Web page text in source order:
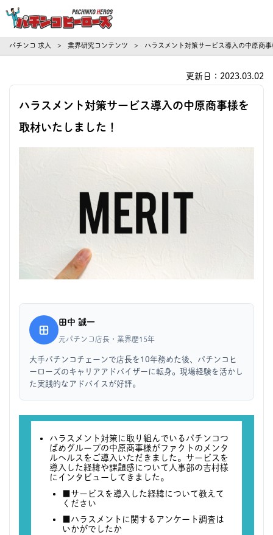
パチンコ 求人 > 業界研究コンテンツ > ハラスメント対策サービス導入の中原商
更新日：2023.03.02
ハラスメント対策サービス導入の中原商事様を
取材いたしました！
田
田中 誠一
元パチンコ店長・業界歴15年
大手パチンコチェーンで店長を10年務めた後、パチンコヒ
ーローズのキャリアアドバイザーに転身。現場経験を活かし
た実践的なアドバイスが好評。
ハラスメント対策に取り組んでいるパチンコつ
ばめグループの中原商事様がファクトのメンタ
ルヘルスをご導入いただきました。サービスを
導入した経緯や課題感について人事部の吉村様
にインタビューしてきました。
■サービスを導入した経緯について教えて
ください
■ハラスメントに関するアンケート調査は
いかがでしたか